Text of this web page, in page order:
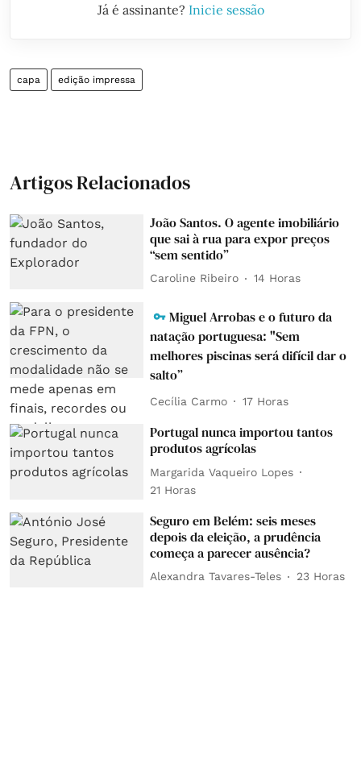
Já é assinante? Inicie sessão
capa edição impressa
Artigos Relacionados
João Santos. O agente imobiliário
que sai à rua para expor preços
“sem sentido”
Caroline Ribeiro 14 Horas
Miguel Arrobas e o futuro da
natação portuguesa: "Sem
melhores piscinas será difícil dar o
salto”
Cecília Carmo 17 Horas
Portugal nunca importou tantos
produtos agrícolas
Margarida Vaqueiro Lopes
21 Horas
Seguro em Belém: seis meses
depois da eleição, a prudência
começa a parecer ausência?
Alexandra Tavares-Teles 23 Horas